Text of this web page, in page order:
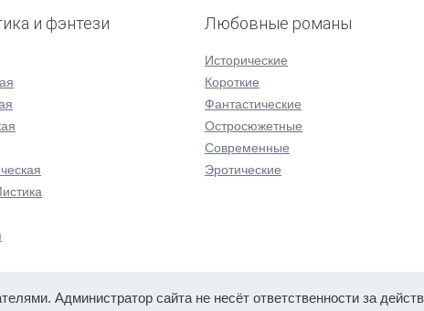
и фэнтези Любовные романы
Исторические
Короткие
Фантастические
Остросюжетные
Современные
Эротические
Администратор сайта не несёт ответственности за